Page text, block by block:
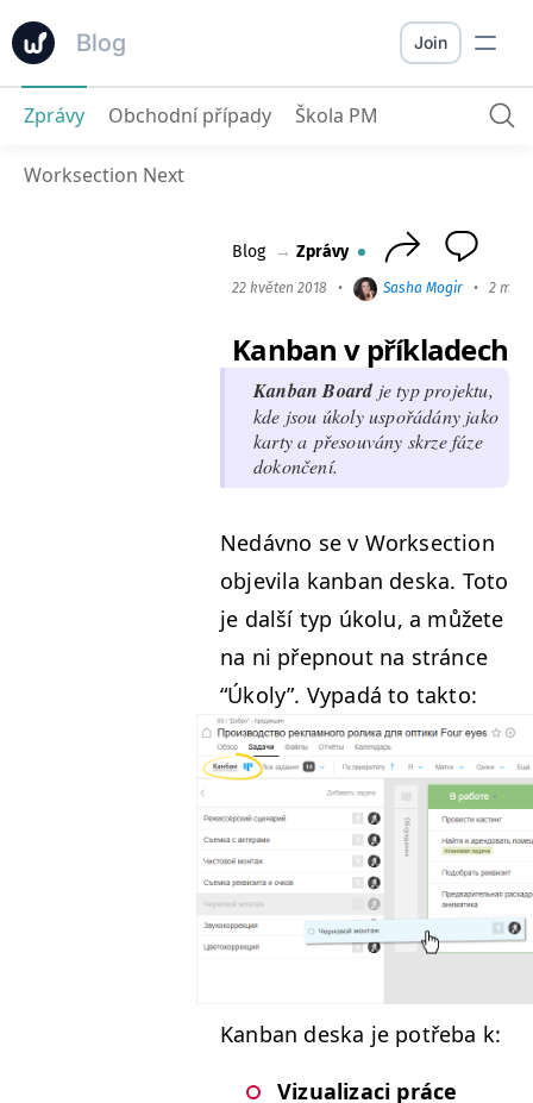
Blog
Kanban v příkladech
Join
Zprávy Obchodní případy Škola PM
Worksection Next
Blog → Zprávy
22 květen 2018 • Sasha Mogir • 2 min
Kanban v příkladech
Kan­ban Boardje typ pro­jek­tu,
kde jsou úkoly uspořádány jako
kar­ty a pře­sou­vány skrze fáze
dokončení.
Nedávno se v Work­sec­tion
objevila kan­ban des­ka. Toto
je další typ úkolu, a můžete
na ni přep­nout na stránce
“Úkoly”. Vypadá to takto:
Kan­ban des­ka je potře­ba k:
Vizual­izaci práce